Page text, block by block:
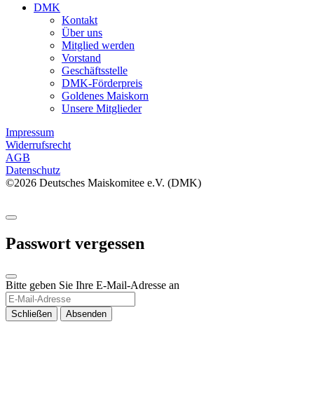
DMK
Kontakt
Über uns
Mitglied werden
Vorstand
Geschäftsstelle
DMK-Förderpreis
Goldenes Maiskorn
Unsere Mitglieder
Impressum
Widerrufsrecht
AGB
Datenschutz
©2026 Deutsches Maiskomitee e.V. (DMK)
Passwort vergessen
Bitte geben Sie Ihre E-Mail-Adresse an
Schließen Absenden